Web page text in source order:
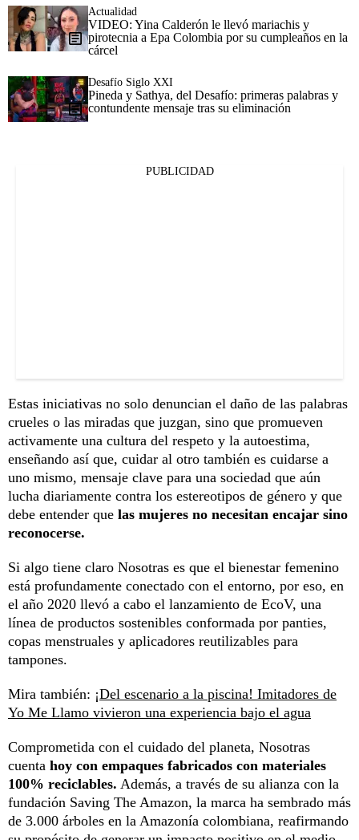
Actualidad
VIDEO: Yina Calderón le llevó mariachis y
pirotecnia a Epa Colombia por su cumpleaños en la
cárcel
Desafío Siglo XXI
Pineda y Sathya, del Desafío: primeras palabras y
contundente mensaje tras su eliminación
PUBLICIDAD
Estas iniciativas no solo denuncian el daño de las palabras
crueles o las miradas que juzgan, sino que promueven
activamente una cultura del respeto y la autoestima,
enseñando así que, cuidar al otro también es cuidarse a
uno mismo, mensaje clave para una sociedad que aún
lucha diariamente contra los estereotipos de género y que
debe entender que las mujeres no necesitan encajar sino
reconocerse.
Si algo tiene claro Nosotras es que el bienestar femenino
está profundamente conectado con el entorno, por eso, en
el año 2020 llevó a cabo el lanzamiento de EcoV, una
línea de productos sostenibles conformada por panties,
copas menstruales y aplicadores reutilizables para
tampones.
Mira también: ¡Del escenario a la piscina! Imitadores de
Yo Me Llamo vivieron una experiencia bajo el agua
Comprometida con el cuidado del planeta, Nosotras
cuenta hoy con empaques fabricados con materiales
100% reciclables. Además, a través de su alianza con la
fundación Saving The Amazon, la marca ha sembrado más
de 3.000 árboles en la Amazonía colombiana, reafirmando